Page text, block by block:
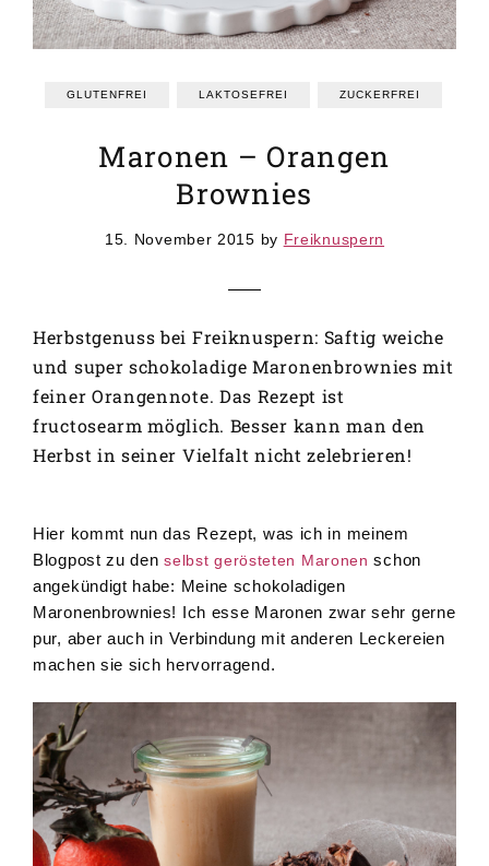
REZEPTEINDEX
GLUTENFREI LAKTOSEFREI ZUCKERFREI
Maronen – Orangen
Brownies
15. November 2015 by Freiknuspern
Herbstgenuss bei Freiknuspern: Saftig weiche
und super schokoladige Maronenbrownies mit
feiner Orangennote. Das Rezept ist
fructosearm möglich. Besser kann man den
Herbst in seiner Vielfalt nicht zelebrieren!
Hier kommt nun das Rezept, was ich in meinem
Blogpost zu denselbst gerösteten Maronen schon
angekündigt habe: Meine schokoladigen
Maronenbrownies! Ich esse Maronen zwar sehr gerne
pur, aber auch in Verbindung mit anderen Leckereien
machen sie sich hervorragend.